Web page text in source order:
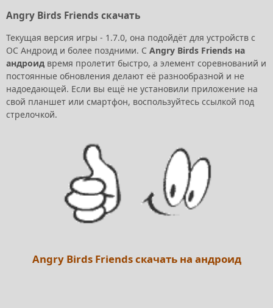
Angry Birds Friends скачать
Текущая версия игры - 1.7.0, она подойдёт для устройств с
ОС Андроид и более поздними. С Angry Birds Friends на
андроид время пролетит быстро, а элемент соревнований и
постоянные обновления делают её разнообразной и не
надоедающей. Если вы ещё не установили приложение на
свой планшет или смартфон, воспользуйтесь ссылкой под
стрелочкой.
Angry Birds Friends скачать на андроид